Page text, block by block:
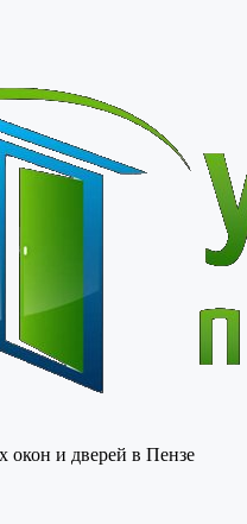
окон и дверей в Пензе